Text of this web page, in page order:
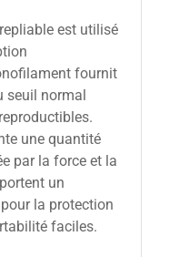
est utilisé
fournit
seuil normal
une quantité
par la force et la
un
la protection
faciles.